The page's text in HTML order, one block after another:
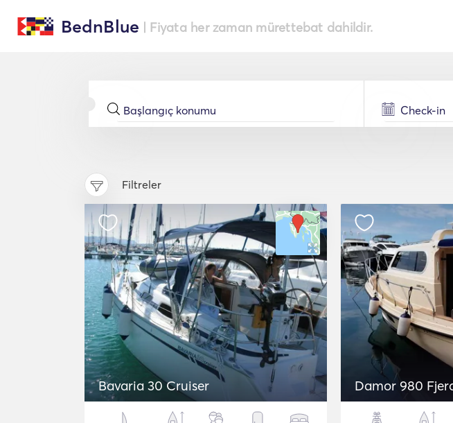
BednBlue | Fiyata her zaman mürettebat dahildir.
Filtreler
Bavaria 30 Cruiser Damor 980